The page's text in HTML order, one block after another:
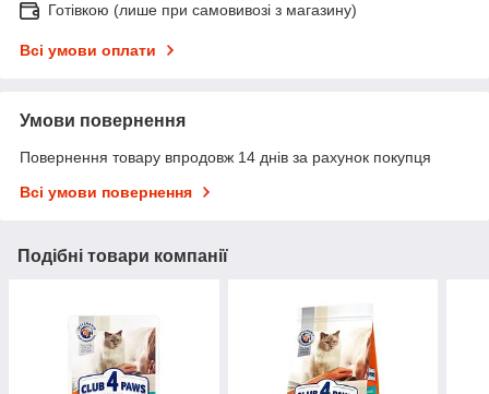
Готівкою (лише при самовивозі з магазину)
Всі умови оплати
Умови повернення
Повернення товару впродовж 14 днів за рахунок покупця
Всі умови повернення
Подібні товари компанії